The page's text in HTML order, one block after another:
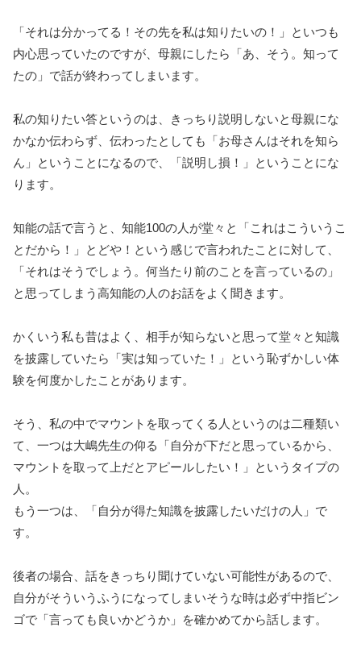
「それは分かってる！その先を私は知りたいの！」といつも
内心思っていたのですが、母親にしたら「あ、そう。知って
たの」で話が終わってしまいます。
私の知りたい答というのは、きっちり説明しないと母親にな
かなか伝わらず、伝わったとしても「お母さんはそれを知ら
ん」ということになるので、「説明し損！」ということにな
ります。
知能の話で言うと、知能100の人が堂々と「これはこういうこ
とだから！」とどや！という感じで言われたことに対して、
「それはそうでしょう。何当たり前のことを言っているの」
と思ってしまう高知能の人のお話をよく聞きます。
かくいう私も昔はよく、相手が知らないと思って堂々と知識
を披露していたら「実は知っていた！」という恥ずかしい体
験を何度かしたことがあります。
そう、私の中でマウントを取ってくる人というのは二種類い
て、一つは大嶋先生の仰る「自分が下だと思っているから、
マウントを取って上だとアピールしたい！」というタイプの
人。
もう一つは、「自分が得た知識を披露したいだけの人」で
す。
後者の場合、話をきっちり聞けていない可能性があるので、
自分がそういうふうになってしまいそうな時は必ず中指ビン
ゴで「言っても良いかどうか」を確かめてから話します。